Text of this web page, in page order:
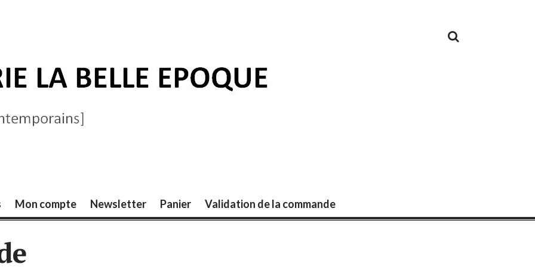
Mon compte Newsletter Panier Validation de la commande